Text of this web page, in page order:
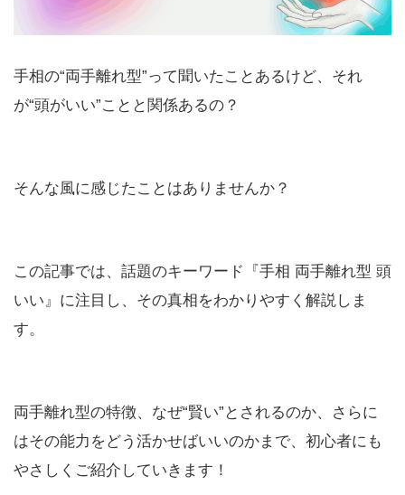
手相の“両手離れ型”って聞いたことあるけど、それ
が“頭がいい”ことと関係あるの？
そんな風に感じたことはありませんか？
この記事では、話題のキーワード『手相 両手離れ型 頭
いい』に注目し、その真相をわかりやすく解説しま
す。
両手離れ型の特徴、なぜ“賢い”とされるのか、さらに
はその能力をどう活かせばいいのかまで、初心者にも
やさしくご紹介していきます！